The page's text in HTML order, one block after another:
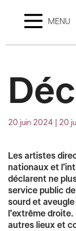
MENU
20 juin 2024 20
Les artistes
nationaux et
déclarent ne
service public
sourd et
l’extrême
autres lieux et